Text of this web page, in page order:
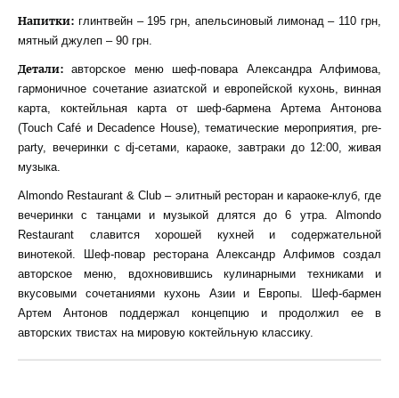
Напитки: глинтвейн – 195 грн, апельсиновый лимонад – 110 грн,
мятный джулеп – 90 грн.
Детали: авторское меню шеф-повара Александра Алфимова,
гармоничное сочетание азиатской и европейской кухонь, винная
карта, коктейльная карта от шеф-бармена Артема Антонова
(Touch Café и Decadence House), тематические мероприятия, pre-
party, вечеринки с dj-сетами, караоке, завтраки до 12:00, живая
музыка.
Almondo Restaurant & Club – элитный ресторан и караоке-клуб, где
вечеринки с танцами и музыкой длятся до 6 утра. Almondo
Restaurant славится хорошей кухней и содержательной
винотекой. Шеф-повар ресторана Александр Алфимов создал
авторское меню, вдохновившись кулинарными техниками и
вкусовыми сочетаниями кухонь Азии и Европы. Шеф-бармен
Артем Антонов поддержал концепцию и продолжил ее в
авторских твистах на мировую коктейльную классику.